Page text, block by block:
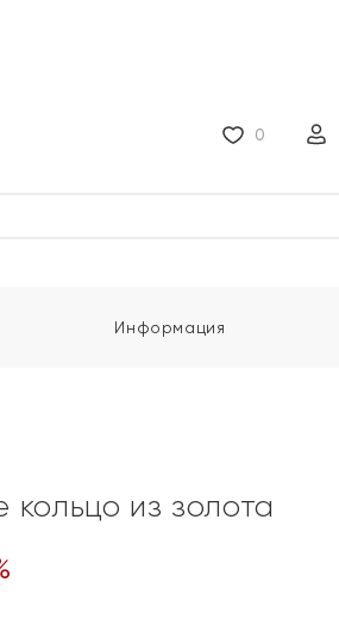
0
Информация
из золота